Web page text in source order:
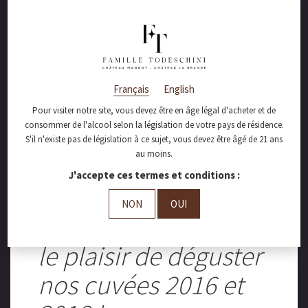
Le Guide Bettane &
Desseauve nous fait
le plaisir de déguster
nos cuvées 2016 et
Français English
Pour visiter notre site, vous devez être en âge légal d'acheter et de
consommer de l'alcool selon la législation de votre pays de résidence.
S'il n'existe pas de législation à ce sujet, vous devez être âgé de 21 ans
au moins.
J'accepte ces termes et conditions :
NON OUI